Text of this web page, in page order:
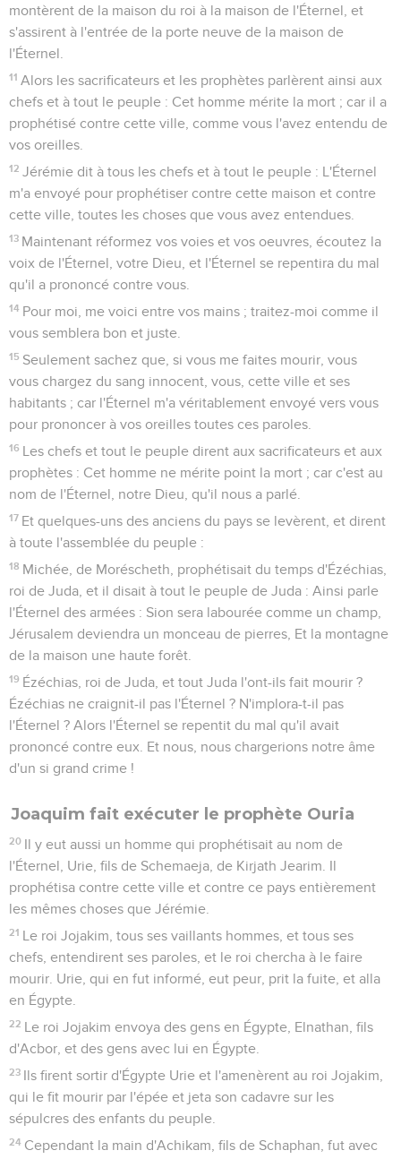
montèrent de la maison du roi à la maison de l'Éternel, et
s'assirent à l'entrée de la porte neuve de la maison de
l'Éternel.
11 Alors les sacrificateurs et les prophètes parlèrent ainsi aux
chefs et à tout le peuple : Cet homme mérite la mort ; car il a
prophétisé contre cette ville, comme vous l'avez entendu de
vos oreilles.
12 Jérémie dit à tous les chefs et à tout le peuple : L'Éternel
m'a envoyé pour prophétiser contre cette maison et contre
cette ville, toutes les choses que vous avez entendues.
13 Maintenant réformez vos voies et vos oeuvres, écoutez la
voix de l'Éternel, votre Dieu, et l'Éternel se repentira du mal
qu'il a prononcé contre vous.
14 Pour moi, me voici entre vos mains ; traitez-moi comme il
vous semblera bon et juste.
15 Seulement sachez que, si vous me faites mourir, vous
vous chargez du sang innocent, vous, cette ville et ses
habitants ; car l'Éternel m'a véritablement envoyé vers vous
pour prononcer à vos oreilles toutes ces paroles.
16 Les chefs et tout le peuple dirent aux sacrificateurs et aux
prophètes : Cet homme ne mérite point la mort ; car c'est au
nom de l'Éternel, notre Dieu, qu'il nous a parlé.
17 Et quelques-uns des anciens du pays se levèrent, et dirent
à toute l'assemblée du peuple :
18 Michée, de Moréscheth, prophétisait du temps d'Ézéchias,
roi de Juda, et il disait à tout le peuple de Juda : Ainsi parle
l'Éternel des armées : Sion sera labourée comme un champ,
Jérusalem deviendra un monceau de pierres, Et la montagne
de la maison une haute forêt.
19 Ézéchias, roi de Juda, et tout Juda l'ont-ils fait mourir ?
Ézéchias ne craignit-il pas l'Éternel ? N'implora-t-il pas
l'Éternel ? Alors l'Éternel se repentit du mal qu'il avait
prononcé contre eux. Et nous, nous chargerions notre âme
d'un si grand crime !
Joaquim fait exécuter le prophète Ouria
20 Il y eut aussi un homme qui prophétisait au nom de
l'Éternel, Urie, fils de Schemaeja, de Kirjath Jearim. Il
prophétisa contre cette ville et contre ce pays entièrement
les mêmes choses que Jérémie.
21 Le roi Jojakim, tous ses vaillants hommes, et tous ses
chefs, entendirent ses paroles, et le roi chercha à le faire
mourir. Urie, qui en fut informé, eut peur, prit la fuite, et alla
en Égypte.
22 Le roi Jojakim envoya des gens en Égypte, Elnathan, fils
d'Acbor, et des gens avec lui en Égypte.
23 Ils firent sortir d'Égypte Urie et l'amenèrent au roi Jojakim,
qui le fit mourir par l'épée et jeta son cadavre sur les
sépulcres des enfants du peuple.
24 Cependant la main d'Achikam, fils de Schaphan, fut avec